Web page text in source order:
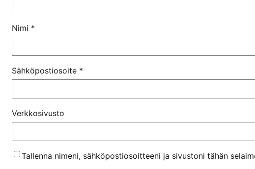
Nimi *
Sähköpostiosoite *
Verkkosivusto
Tallenna nimeni, sähköpostiosoitteeni ja sivustoni tähän